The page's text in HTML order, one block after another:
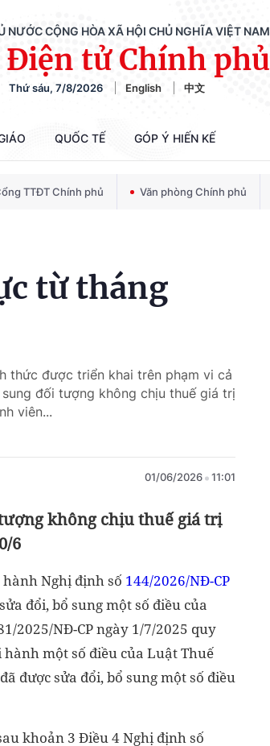
NƯỚC CỘNG HÒA XÃ HỘI CHỦ NGHĨA VIỆT NAM
Điện tử Chính phủ
Thứ sáu, 7/8/2026 English 中文
QUỐC TẾ GÓP Ý HIẾN KẾ
TTĐT Chính phủ Văn phòng Chính phủ
từ tháng
thức được triển khai trên phạm vi cả
đối tượng không chịu thuế giá trị
viên...
01/06/2026 11:01
không chịu thuế giá trị
6
Nghị định số 144/2026/NĐ-CP
đổi, bổ sung một số điều của
2025/NĐ-CP ngày 1/7/2025 quy
một số điều của Luật Thuế
được sửa đổi, bổ sung một số điều
khoản 3 Điều 4 Nghị định số